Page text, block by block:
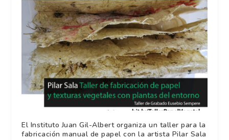
El Instituto Juan Gil-Albert organiza un taller para la
fabricación manual de papel con la artista Pilar Sala